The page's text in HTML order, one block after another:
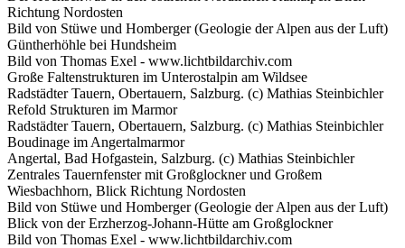
Richtung Nordosten
Bild von Stüwe und Homberger (Geologie der Alpen aus der Luft)
Güntherhöhle bei Hundsheim
Bild von Thomas Exel - www.lichtbildarchiv.com
Große Faltenstrukturen im Unterostalpin am Wildsee
Radstädter Tauern, Obertauern, Salzburg. (c) Mathias Steinbichler
Refold Strukturen im Marmor
Radstädter Tauern, Obertauern, Salzburg. (c) Mathias Steinbichler
Boudinage im Angertalmarmor
Angertal, Bad Hofgastein, Salzburg. (c) Mathias Steinbichler
Zentrales Tauernfenster mit Großglockner und Großem
Wiesbachhorn, Blick Richtung Nordosten
Bild von Stüwe und Homberger (Geologie der Alpen aus der Luft)
Blick von der Erzherzog-Johann-Hütte am Großglockner
Bild von Thomas Exel - www.lichtbildarchiv.com